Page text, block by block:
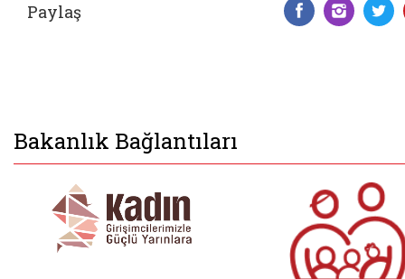
Paylaş
Bakanlık Bağlantıları